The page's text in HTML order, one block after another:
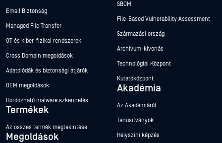
Email Biztonság
Managed File Transfer
OT és kiber-fizikai rendszerek
Cross Domain megoldások
Adatdiódák és biztonsági átjárók
OEM megoldások
Hordozható malware szkennelés
Termékek
Az összes termék megtekintése
Megoldások
SBOM
File-Based Vulnerability Assessment
Származási ország
Archívum-kivonás
Technológiai Központ
Kutatóközpont
Akadémia
Az Akadémiáról
Tanúsítványok
Helyszíni képzés